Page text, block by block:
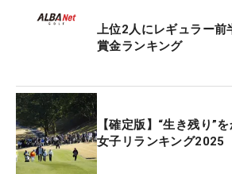
「うれしい。おいしいものを食べ
ップで唯一の4日間大会。特別な
がらも、残りの2日間に気を引き締
ステップでは、今年出場した11試
位を含めたトップ10入りが7回と
上位2人にレギュラー
賞金ランキング
【確定版】“生き残り”
女子リランキング2025